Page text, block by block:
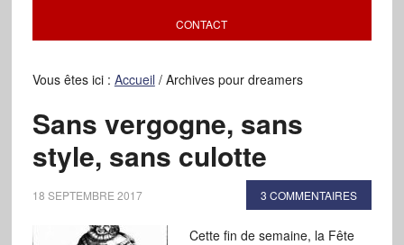
CONTACT
Vous êtes ici : Accueil /Archives pour dreamers
Sans vergogne, sans
style, sans culotte
18 SEPTEMBRE 2017 3 COMMENTAIRES
Cette fin de semaine, la Fête